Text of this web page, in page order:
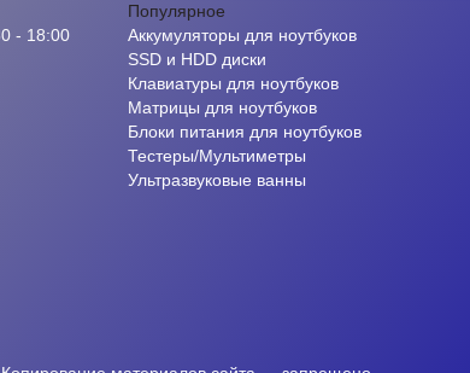
- 18:00
Популярное
Аккумуляторы для ноутбуков
SSD и HDD диски
Клавиатуры для ноутбуков
Матрицы для ноутбуков
Блоки питания для ноутбуков
Тестеры/Мультиметры
Ультразвуковые ванны